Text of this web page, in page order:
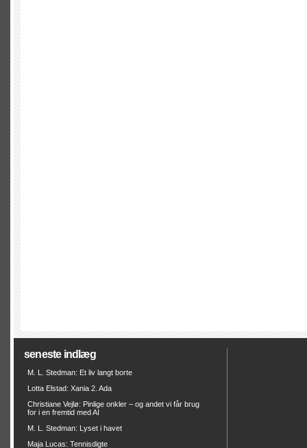
seneste indlæg
M. L. Stedman: Et liv langt borte
Lotta Elstad: Xania 2. Ada
Christiane Vejlø: Pinlige onkler – og andet vi får brug
for i en fremtid med AI
M. L. Stedman: Lyset i havet
Maja Lucas: Tennisdigte